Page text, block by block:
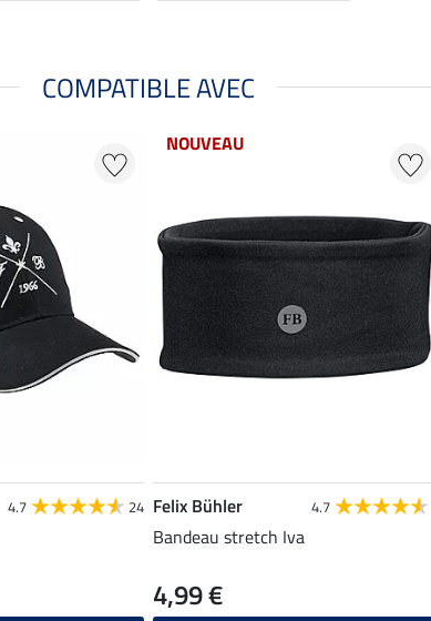
COMPATIBLE AVEC
4.7 24
NOUVEAU
Felix Bühler 4.7
Bandeau stretch Iva
4,99 €